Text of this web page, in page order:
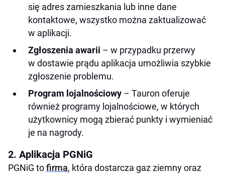
się adres zamieszkania lub inne dane
kontaktowe, wszystko można zaktualizować
w aplikacji.
Zgłoszenia awarii – w przypadku przerwy
w dostawie prądu aplikacja umożliwia szybkie
zgłoszenie problemu.
Program lojalnościowy – Tauron oferuje
również programy lojalnościowe, w których
użytkownicy mogą zbierać punkty i wymieniać
je na nagrody.
2. Aplikacja PGNiG
PGNiG tofirma, która dostarcza gaz ziemny oraz